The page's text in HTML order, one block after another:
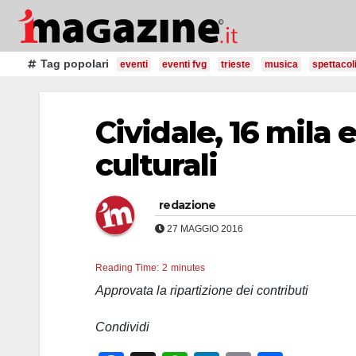
Salta
contenutoTag popolari eventi eventi fvg trieste musica spettacoli
Cividale, 16 mila
culturali
redazione
27 MAGGIO 2016
Reading Time: 2 minutes
Approvata la ripartizione dei contributi
Condividi